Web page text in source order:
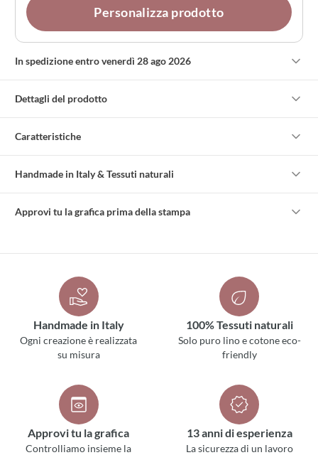
Personalizza prodotto
In spedizione entro venerdì 28 ago 2026
Dettagli del prodotto
Caratteristiche
Handmade in Italy & Tessuti naturali
Approvi tu la grafica prima della stampa
Handmade in Italy
Ogni creazione è realizzata
su misura
100% Tessuti naturali
Solo puro lino e cotone eco-
friendly
Approvi tu la grafica
Controlliamo insieme la
13 anni di esperienza
La sicurezza di un lavoro